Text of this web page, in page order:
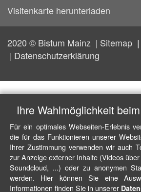
Visitenkarte herunterladen
2020 © Bistum Mainz Sitemap
Datenschutzerklärung
Ihre Wahlmöglichkeit
Für ein optimales Webseiten-Erlebnis
die für das Funktionieren unserer
Ihrer Zustimmung verwenden wir auch
zur Anzeige externer Inhalte (Videos
Soundcloud, ...) oder zu anonymen
werden. Hier können Sie eine
Informationen finden Sie in unserer